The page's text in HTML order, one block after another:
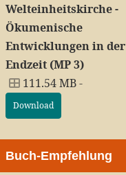
Welteinheitskirche -
Ökumenische
Entwicklungen in der
Endzeit (MP 3)
111.54 MB -
Download
Buch-Empfehlung